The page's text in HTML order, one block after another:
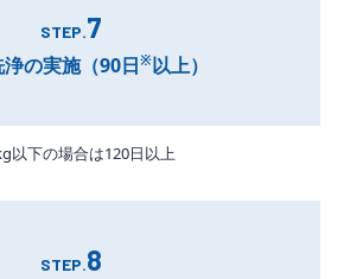
STEP.7
の実施（90日※以上）
下の場合は120日以上
STEP.8